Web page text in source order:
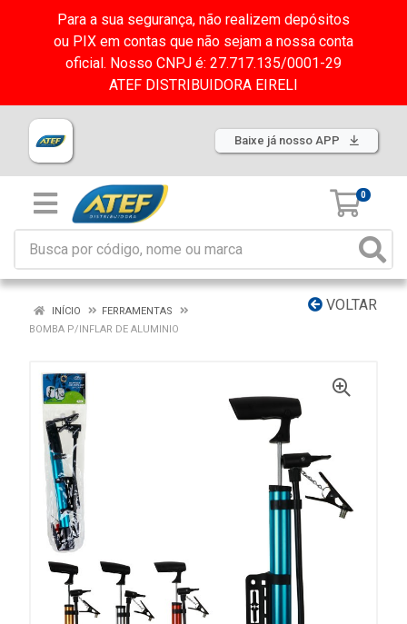
Para a sua segurança, não realizem depósitos
ou PIX em contas que não sejam a nossa conta
oficial. Nosso CNPJ é: 27.717.135/0001-29
ATEF DISTRIBUIDORA EIRELI
Baixe já nosso APP
0
VOLTAR
INÍCIO
FERRAMENTAS
BOMBA P/INFLAR DE ALUMINIO